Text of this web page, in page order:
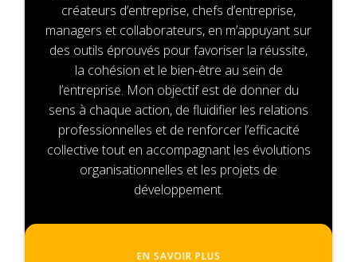
créateurs d’entreprise, chefs d’entreprise,
managers et collaborateurs, en m’appuyant sur
des outils éprouvés pour favoriser la réussite,
la cohésion et le bien-être au sein de
l’entreprise. Mon objectif est de donner du
sens à chaque action, de fluidifier les relations
professionnelles et de renforcer l’efficacité
collective tout en accompagnant les évolutions
organisationnelles et les projets de
développement.
EN SAVOIR PLUS